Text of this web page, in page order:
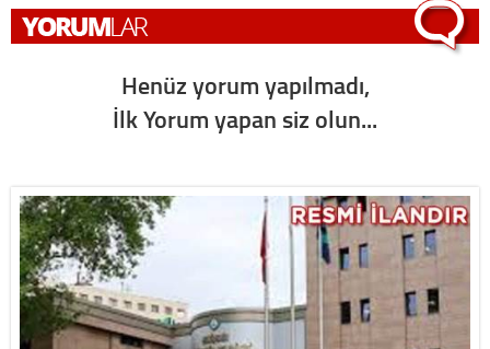
Henüz yorum yapılmadı,
İlk Yorum yapan siz olun...